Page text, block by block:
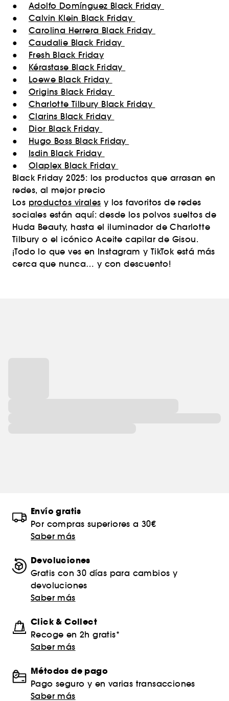
● Adolfo Domínguez Black Friday
● Calvin Klein Black Friday
● Carolina Herrera Black Friday
● Caudalie Black Friday
● Fresh Black Friday
● Kérastase Black Friday
● Loewe Black Friday
● Origins Black Friday
● Charlotte Tilbury Black Friday
● Clarins Black Friday
● Dior Black Friday
● Hugo Boss Black Friday
● Isdin Black Friday
● Olaplex Black Friday
Black Friday 2025: los productos que arrasan en
redes, al mejor precio
Los productos virales y los favoritos de redes
sociales están aquí: desde los polvos sueltos de
Huda Beauty, hasta el iluminador de Charlotte
Tilbury o el icónico Aceite capilar de Gisou.
¡Todo lo que ves en Instagram y TikTok está más
cerca que nunca… y con descuento!
Envío gratis
Por compras superiores a 30€
Saber más
Devoluciones
Gratis con 30 días para cambios y
devoluciones
Saber más
Click & Collect
Recoge en 2h gratis*
Saber más
Métodos de pago
Pago seguro y en varias transacciones
Saber más